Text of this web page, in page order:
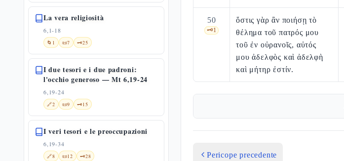
La vera religiosità
6,1-18
🌀 1 📜7 🗝️25
I due tesori e i due padroni:
l'occhio generoso — Mt 6,19-24
6,19-24
🔗2 📜9 🗝️15
I veri tesori e le preoccupazioni
6,19-34
🔗8 📜12 🗝️28
50
🗝️1
ὅστις γὰρ ἂν ποιήσῃ τὸ
θέλημα τοῦ πατρός μου
τοῦ ἐν οὐρανοῖς, αὐτός
μου ἀδελφὸς καὶ ἀδελφὴ
καὶ μήτηρ ἐστίν.
Pericope precedente